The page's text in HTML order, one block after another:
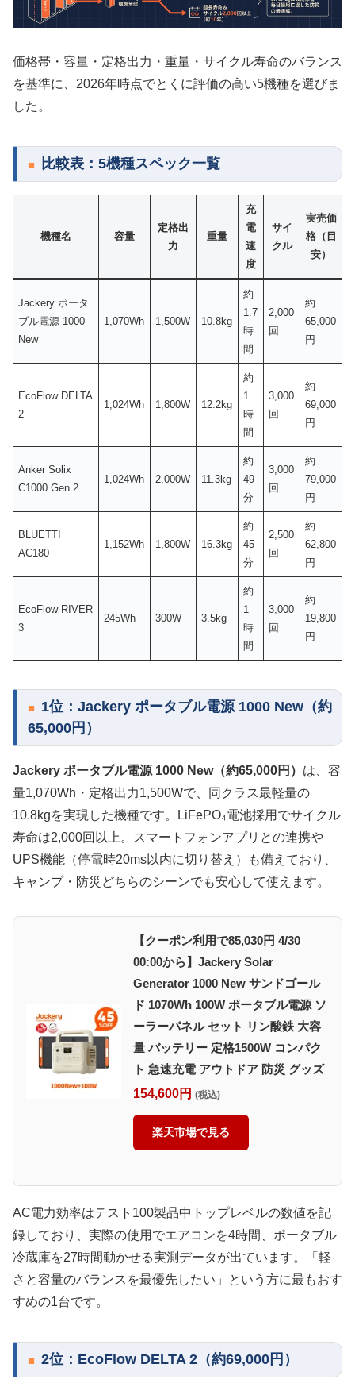
価格帯・容量・定格出力・重量・サイクル寿命のバランス
を基準に、2026年時点でとくに評価の高い5機種を選びま
した。
比較表：5機種スペック一覧
機種名 容量
定格出
力
重量
充
電
速
度
サイ
クル
実売価
格（目
安）
Jackery ポータ
ブル電源 1000
New
1,070Wh 1,500W 10.8kg
約
1.7
時
間
2,000
回
約
65,000
円
EcoFlow DELTA
2
1,024Wh 1,800W 12.2kg
約
1
時
間
3,000
回
約
69,000
円
Anker Solix
C1000 Gen 2
1,024Wh 2,000W 11.3kg
約
49
分
3,000
回
約
79,000
円
BLUETTI
AC180
1,152Wh 1,800W 16.3kg
約
45
分
2,500
回
約
62,800
円
EcoFlow RIVER
3
245Wh 300W 3.5kg
約
1
時
間
3,000
回
約
19,800
円
1位：Jackery ポータブル電源 1000 New（約
65,000円）
Jackery ポータブル電源 1000 New（約65,000円） は、容
量1,070Wh・定格出力1,500Wで、同クラス最軽量の
10.8kgを実現した機種です。LiFePO₄電池採用でサイクル
寿命は2,000回以上。スマートフォンアプリとの連携や
UPS機能（停電時20ms以内に切り替え）も備えており、
キャンプ・防災どちらのシーンでも安心して使えます。
【クーポン利用で85,030円 4/30
00:00から】Jackery Solar
Generator 1000 New サンドゴール
ド 1070Wh 100W ポータブル電源 ソ
ーラーパネル セット リン酸鉄 大容
量 バッテリー 定格1500W コンパク
ト 急速充電 アウトドア 防災 グッズ
154,600円 (税込)
楽天市場で見る
AC電力効率はテスト100製品中トップレベルの数値を記
録しており、実際の使用でエアコンを4時間、ポータブル
冷蔵庫を27時間動かせる実測データが出ています。「軽
さと容量のバランスを最優先したい」という方に最もおす
すめの1台です。
2位：EcoFlow DELTA 2（約69,000円）